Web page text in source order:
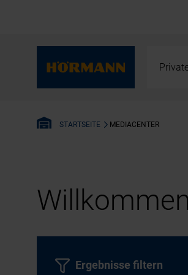
STARTSEITE MEDIACENTER
Ergebnisse filtern